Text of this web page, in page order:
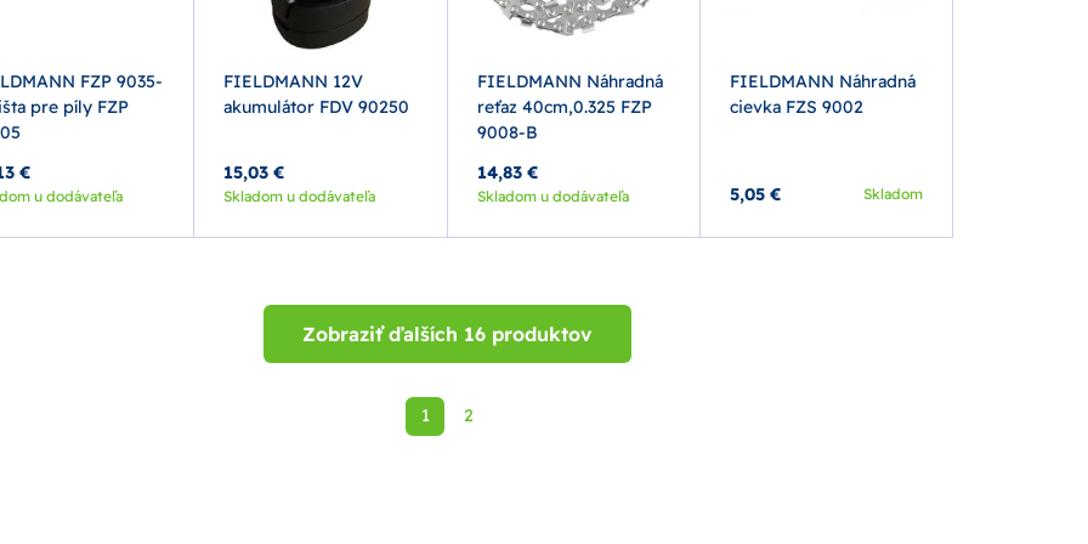
FZP 9035-
pre píly FZP
€
u dodávateľa
FIELDMANN 12V
akumulátor FDV 90250
15,03 €
Skladom u dodávateľa
FIELDMANN Náhradná
reťaz 40cm,0.325 FZP
9008-B
14,83 €
Skladom u dodávateľa
FIELDMANN Náhradná
cievka FZS 9002
5,05 € Skladom
Zobraziť ďalších 16 produktov
1 2